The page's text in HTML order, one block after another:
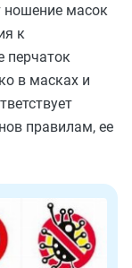
ношение масок
к
перчаток
в масках и
правилам, ее